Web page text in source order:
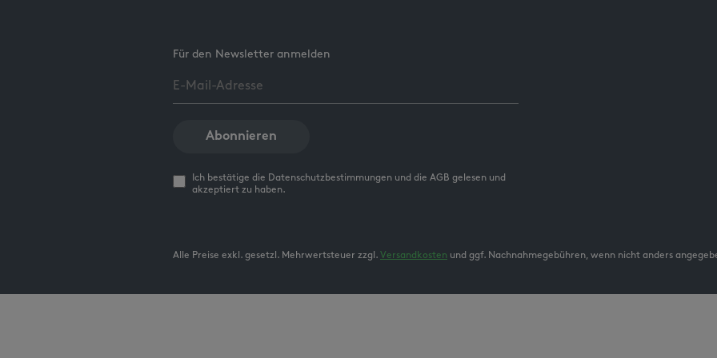
Für den Newsletter anmelden
Abonnieren
Ich bestätige die Datenschutzbestimmungen und die AGB gelesen und
akzeptiert zu haben.
Alle Preise exkl. gesetzl. Mehrwertsteuer zzgl. Versandkosten und ggf. Nachnahmegebühren, wenn nicht anders